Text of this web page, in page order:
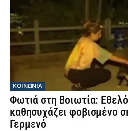
ΚΟΙΝΩΝΙΑ
Φωτιά στη Βοιωτία:
καθησυχάζει φοβισμένο
Γερμενό